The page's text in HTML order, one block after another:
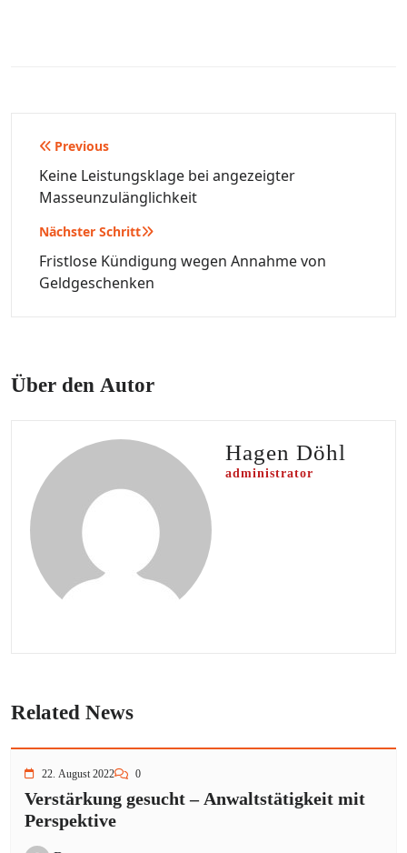
Beitragsnavigation
Previous
Keine Leistungsklage bei angezeigter
Masseunzulänglichkeit
Nächster Schritt
Fristlose Kündigung wegen Annahme von
Geldgeschenken
Über den Autor
Hagen Döhl
administrator
Related News
22. August 2022 0
Verstärkung gesucht – Anwaltstätigkeit mit
Perspektive